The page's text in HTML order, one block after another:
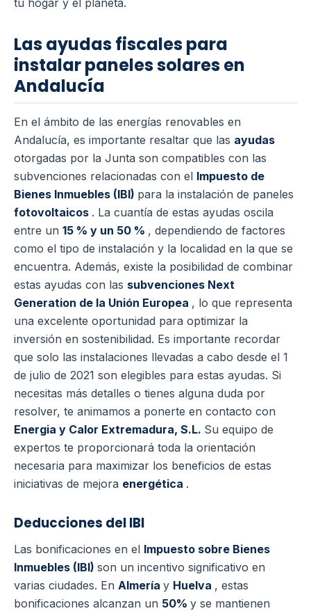
Las ayudas fiscales para
instalar paneles solares en
Andalucía
En el ámbito de las energías renovables en
Andalucía, es importante resaltar que las ayudas
otorgadas por la Junta son compatibles con las
subvenciones relacionadas con el Impuesto de
Bienes Inmuebles (IBI) para la instalación de paneles
fotovoltaicos . La cuantía de estas ayudas oscila
entre un 15 % y un 50 % , dependiendo de factores
como el tipo de instalación y la localidad en la que se
encuentra. Además, existe la posibilidad de combinar
estas ayudas con las subvenciones Next
Generation de la Unión Europea , lo que representa
una excelente oportunidad para optimizar la
inversión en sostenibilidad. Es importante recordar
que solo las instalaciones llevadas a cabo desde el 1
de julio de 2021 son elegibles para estas ayudas. Si
necesitas más detalles o tienes alguna duda por
resolver, te animamos a ponerte en contacto con
Energia y Calor Extremadura, S.L. Su equipo de
expertos te proporcionará toda la orientación
necesaria para maximizar los beneficios de estas
iniciativas de mejora energética .
Deducciones del IBI
Las bonificaciones en el Impuesto sobre Bienes
Inmuebles (IBI) son un incentivo significativo en
varias ciudades. En Almería y Huelva , estas
bonificaciones alcanzan un 50% y se mantienen